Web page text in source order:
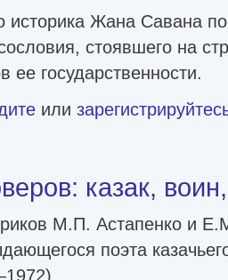
историка Жана Савана
стоявшего на
ее государственности.
Воинские традиции.
или
казак,
М.П. Астапенко и
поэта